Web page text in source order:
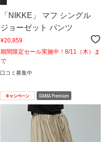
「NIKKE」 マフ シングル
ジョーゼット パンツ
¥20,859
期間限定セール実施中！8/11（木）ま
で
口コミ募集中